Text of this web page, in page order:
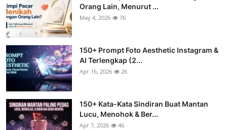
Orang Lain, Menurut ...
May 4, 2026 76
150+ Prompt Foto Aesthetic Instagram &
AI Terlengkap (2...
Apr 16, 2026 26
150+ Kata-Kata Sindiran Buat Mantan
Lucu, Menohok & Ber...
Apr 7, 2026 46